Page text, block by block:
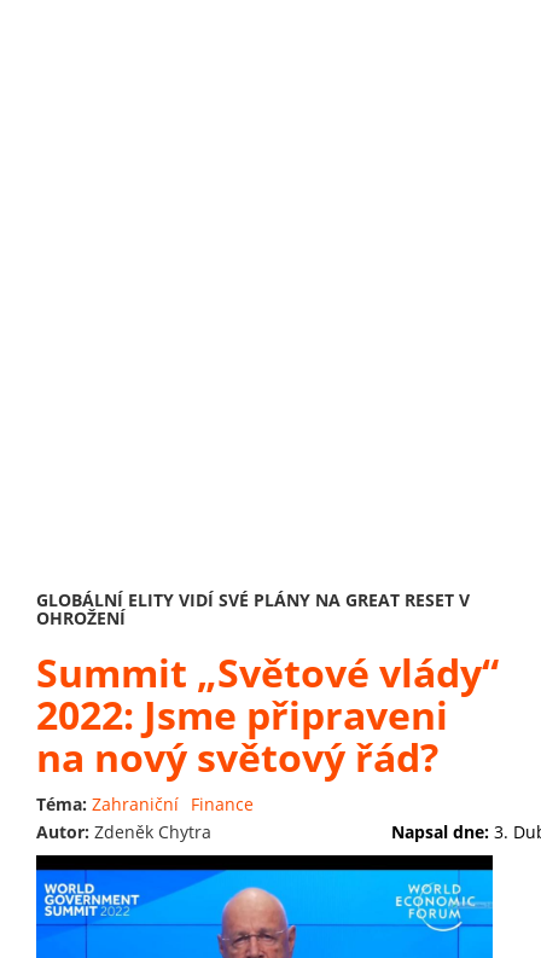
GLOBÁLNÍ ELITY VIDÍ SVÉ PLÁNY NA GREAT RESET V
OHROŽENÍ
Summit „Světové vlády“
2022: Jsme připraveni
na nový světový řád?
Téma: Zahraniční Finance
Autor: Zdeněk Chytra Napsal dne: 3.